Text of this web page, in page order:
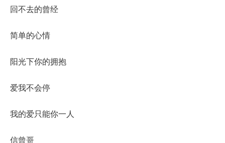
回不去的曾经
简单的心情
阳光下你的拥抱
爱我不会停
我的爱只能你一人
信曾哥